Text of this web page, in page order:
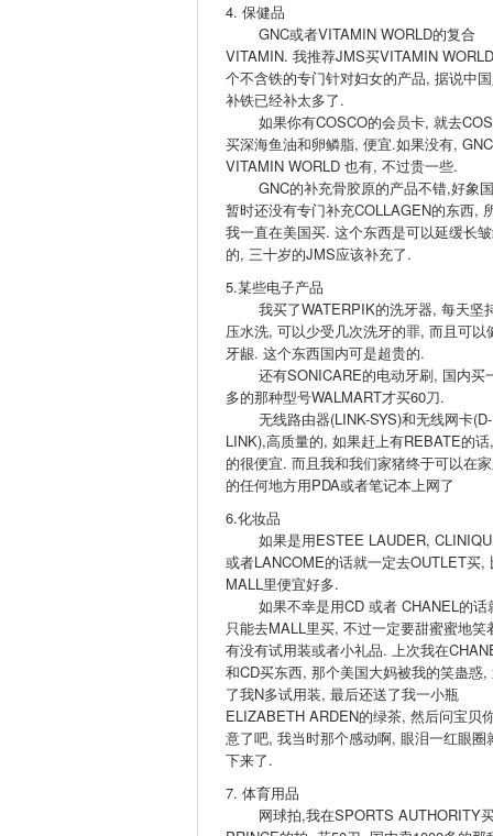
4. 保健品
GNC或者VITAMIN WORLD的复合
VITAMIN. 我推荐JMS买VITAMIN
个不含铁的专门针对妇女的产品, 据说中
补铁已经补太多了.
如果你有COSCO的会员卡, 就去
买深海鱼油和卵鳞脂, 便宜.如果没有,
VITAMIN WORLD 也有, 不过贵一些.
GNC的补充骨胶原的产品不错,好象
暂时还没有专门补充COLLAGEN的东西,
我一直在美国买. 这个东西是可以延缓长
的, 三十岁的JMS应该补充了.
5.某些电子产品
我买了WATERPIK的洗牙器, 每天坚
压水洗, 可以少受几次洗牙的罪, 而且可以
牙龈. 这个东西国内可是超贵的.
还有SONICARE的电动牙刷, 国内买
多的那种型号WALMART才买60刀.
无线路由器(LINK-SYS)和无线网卡(D-
LINK),高质量的, 如果赶上有REBATE的
的很便宜. 而且我和我们家猪终于可以在
的任何地方用PDA或者笔记本上网了
6.化妆品
如果是用ESTEE LAUDER,
或者LANCOME的话就一定去OUTLET买,
MALL里便宜好多.
如果不幸是用CD 或者 CHANEL的话
只能去MALL里买, 不过一定要甜蜜蜜地笑
有没有试用装或者小礼品. 上次我在
和CD买东西, 那个美国大妈被我的笑蛊惑,
了我N多试用装, 最后还送了我一小瓶
ELIZABETH ARDEN的绿茶, 然后问宝贝
意了吧, 我当时那个感动啊, 眼泪一红眼圈
下来了.
7. 体育用品
网球拍,我在SPORTS AUTHORITY